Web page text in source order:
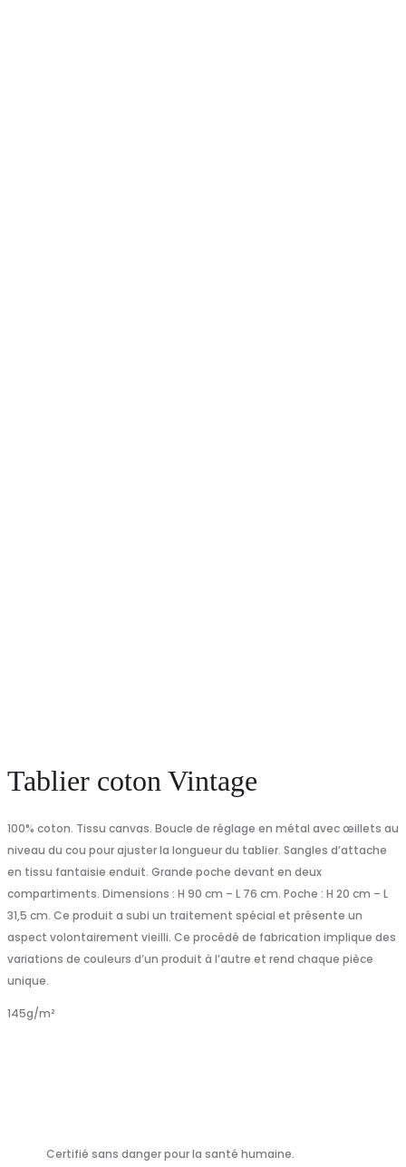
Tablier coton Vintage
100% coton. Tissu canvas. Boucle de réglage en métal avec œillets au
niveau du cou pour ajuster la longueur du tablier. Sangles d’attache
en tissu fantaisie enduit. Grande poche devant en deux
compartiments. Dimensions : H 90 cm – L 76 cm. Poche : H 20 cm – L
31,5 cm. Ce produit a subi un traitement spécial et présente un
aspect volontairement vieilli. Ce procédé de fabrication implique des
variations de couleurs d’un produit à l’autre et rend chaque pièce
unique.
145g/m²
Certifié sans danger pour la santé humaine.